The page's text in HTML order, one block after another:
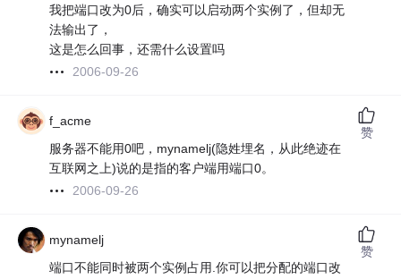
我把端口改为0后，确实可以启动两个实例了，但却无
法输出了，
这是怎么回事，还需什么设置吗
2006-09-26
f_acme
服务器不能用0吧，mynamelj(隐姓埋名，从此绝迹在
互联网之上)说的是指的客户端用端口0。
2006-09-26
赞
mynamelj
端口不能同时被两个实例占用.你可以把分配的端口改
赞